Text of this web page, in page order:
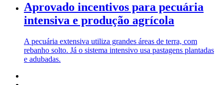
Aprovado incentivos para pecuária
intensiva e produção agrícola
A pecuária extensiva utiliza grandes áreas de terra, com
rebanho solto. Já o sistema intensivo usa pastagens plantadas
e adubadas.